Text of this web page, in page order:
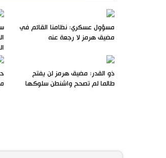
مسؤول عسكري: نظامنا القائم في
مضيق هرمز لا رجعة عنه
ذو القدر: مضيق هرمز لن يفتح
طالما لم تصحح واشنطن سلوكها